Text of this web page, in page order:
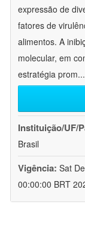
expressão de
fatores de
alimentos. A
molecular, em
estratégia prom...
Instituição/UF/
Brasil
Vigência: Sat
00:00:00 BRT